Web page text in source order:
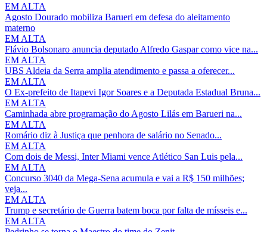
EM ALTA
Agosto Dourado mobiliza Barueri em defesa do aleitamento
materno
EM ALTA
Flávio Bolsonaro anuncia deputado Alfredo Gaspar como vice na...
EM ALTA
UBS Aldeia da Serra amplia atendimento e passa a oferecer...
EM ALTA
O Ex-prefeito de Itapevi Igor Soares e a Deputada Estadual Bruna...
EM ALTA
Caminhada abre programação do Agosto Lilás em Barueri na...
EM ALTA
Romário diz à Justiça que penhora de salário no Senado...
EM ALTA
Com dois de Messi, Inter Miami vence Atlético San Luis pela...
EM ALTA
Concurso 3040 da Mega-Sena acumula e vai a R$ 150 milhões;
veja...
EM ALTA
Trump e secretário de Guerra batem boca por falta de mísseis e...
EM ALTA